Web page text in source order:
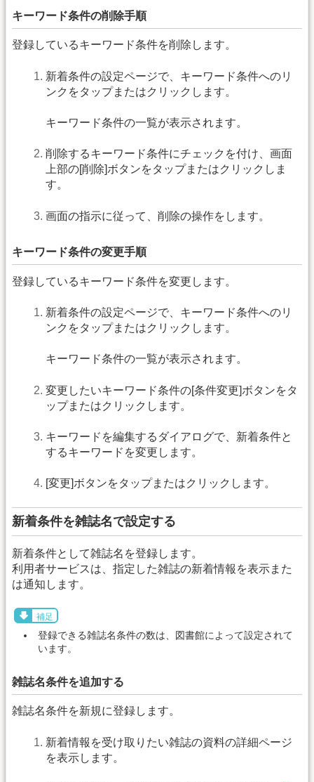
キーワード条件の削除手順
登録しているキーワード条件を削除します。
新着条件の設定ページで、キーワード条件へのリ
ンクをタップまたはクリックします。
キーワード条件の一覧が表示されます。
削除するキーワード条件にチェックを付け、画面
上部の[削除]ボタンをタップまたはクリックしま
す。
画面の指示に従って、削除の操作をします。
キーワード条件の変更手順
登録しているキーワード条件を変更します。
新着条件の設定ページで、キーワード条件へのリ
ンクをタップまたはクリックします。
キーワード条件の一覧が表示されます。
変更したいキーワード条件の[条件変更]ボタンをタ
ップまたはクリックします。
キーワードを編集するダイアログで、新着条件と
するキーワードを変更します。
[変更]ボタンをタップまたはクリックします。
新着条件を雑誌名で設定する
新着条件として雑誌名を登録します。
利用者サービスは、指定した雑誌の新着情報を表示また
は通知します。
補足
登録できる雑誌名条件の数は、図書館によって設定されて
います。
雑誌名条件を追加する
雑誌名条件を新規に登録します。
新着情報を受け取りたい雑誌の資料の詳細ページ
を表示します。